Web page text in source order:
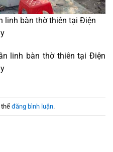
linh bàn thờ thiên tại Điện
linh bàn thờ thiên tại Điện
đăng bình luận.